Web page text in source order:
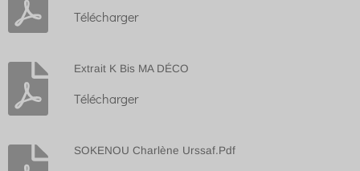
Télécharger
Extrait K Bis MA DÉCO
Télécharger
SOKENOU Charlène Urssaf.Pdf